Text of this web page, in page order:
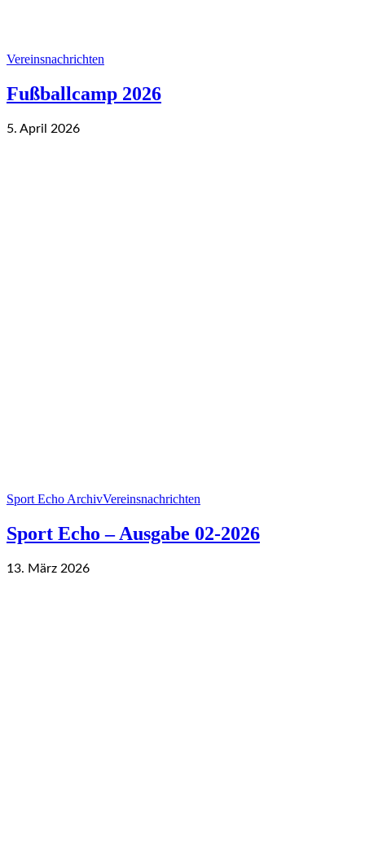
Vereinsnachrichten
Fußballcamp 2026
5. April 2026
Sport Echo ArchivVereinsnachrichten
Sport Echo – Ausgabe 02-2026
13. März 2026